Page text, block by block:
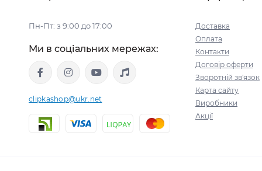
Пн-Пт: з 9:00 до 17:00
Ми в соціальних мережах:
clipkashop@ukr.net
Доставка
Оплата
Контакти
Договір оферти
Зворотній зв'язок
Карта сайту
Виробники
Акції